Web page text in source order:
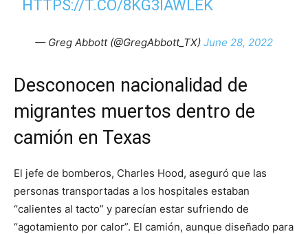
HTTPS://T.CO/8KG3IAWLEK
— Greg Abbott (@GregAbbott_TX) June 28, 2022
Desconocen nacionalidad de
migrantes muertos dentro de
camión en Texas
El jefe de bomberos, Charles Hood, aseguró que las
personas transportadas a los hospitales estaban
“calientes al tacto” y parecían estar sufriendo de
“agotamiento por calor”. El camión, aunque diseñado para